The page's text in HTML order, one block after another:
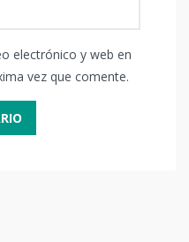
electrónico y web en
vez que comente.